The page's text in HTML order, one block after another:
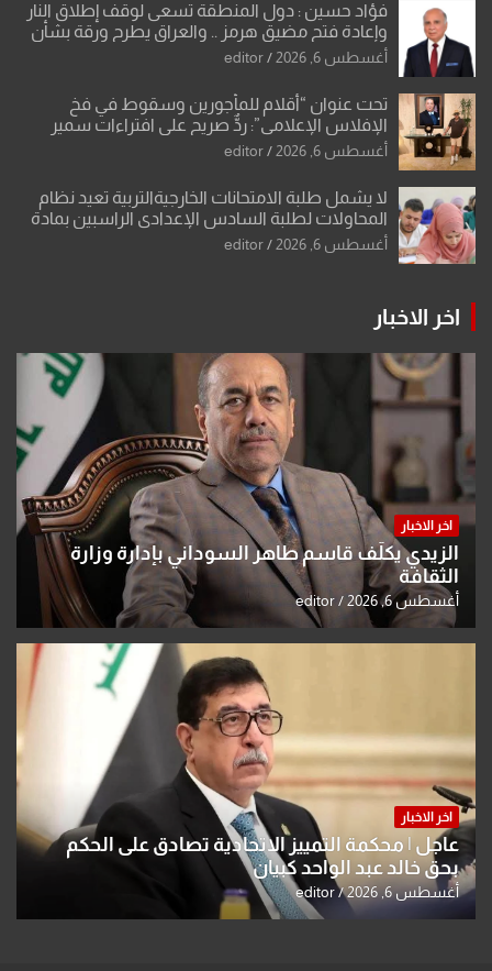
فؤاد حسين : دول المنطقة تسعى لوقف إطلاق النار
وإعادة فتح مضيق هرمز .. والعراق يطرح ورقة بشأن
تحولات القدس
أغسطس 6, 2026 editor
تحت عنوان “أقلام للمأجورين وسقوط في فخ
الإفلاس الإعلامي”: ردٌّ صريح على افتراءات سمير
الشكرجي
أغسطس 6, 2026 editor
لا يشمل طلبة الامتحانات الخارجيةالتربية تعيد نظام
المحاولات لطلبة السادس الإعدادي الراسبين بمادة
أو مادتين
أغسطس 6, 2026 editor
اخر الاخبار
اخر الاخبار
الزيدي يكلّف قاسم طاهر السوداني بإدارة وزارة
الثقافة
أغسطس 6, 2026 editor
اخر الاخبار
عاجل | محكمة التمييز الاتحادية تصادق على الحكم
بحق خالد عبد الواحد كبيان
أغسطس 6, 2026 editor